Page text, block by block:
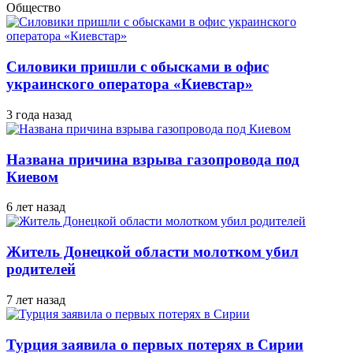
Общество
Силовики пришли с обысками в офис
украинского оператора «Киевстар»
3 года назад
Названа причина взрыва газопровода под
Киевом
6 лет назад
Житель Донецкой области молотком убил
родителей
7 лет назад
Турция заявила о первых потерях в Сирии